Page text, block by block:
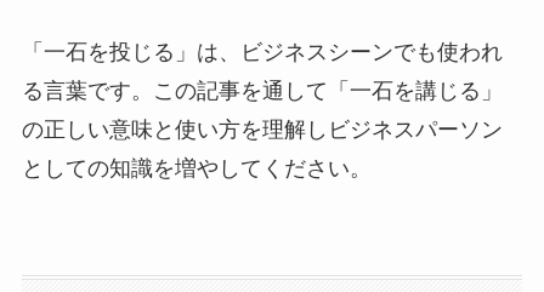
「一石を投じる」は、ビジネスシーンでも使われ
る言葉です。この記事を通して「一石を講じる」
の正しい意味と使い方を理解しビジネスパーソン
としての知識を増やしてください。